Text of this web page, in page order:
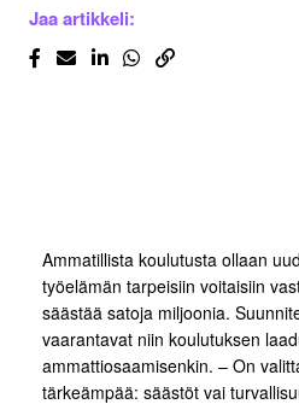
Jaa artikkeli:
Ammatillista koulutusta ollaan
työelämän tarpeisiin voitaisiin
säästää satoja miljoonia.
vaarantavat niin koulutuksen
ammattiosaamisenkin. – On
tärkeämpää: säästöt vai